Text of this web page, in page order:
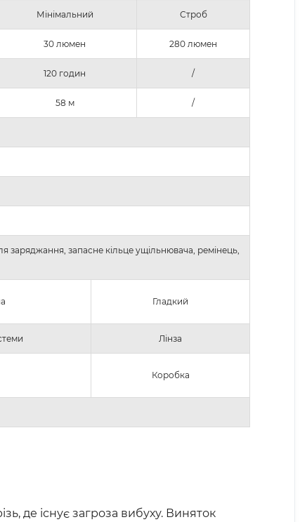
Мінімальний Строб
30 люмен 280 люмен
120 годин /
58 м /
заряджання, запасне кільце ущільнювача, ремінець,
Гладкий
Лінза
Коробка
де існує загроза вибуху. Виняток